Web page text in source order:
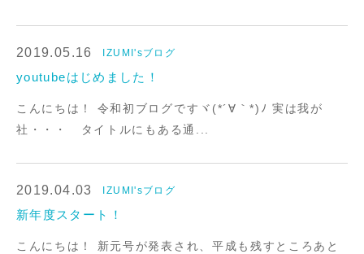
2019.05.16 IZUMI'sブログ
youtubeはじめました！
こんにちは！ 令和初ブログですヾ(*´∀｀*)ﾉ 実は我が
社・・・ タイトルにもある通...
2019.04.03 IZUMI'sブログ
新年度スタート！
こんにちは！ 新元号が発表され、平成も残すところあと